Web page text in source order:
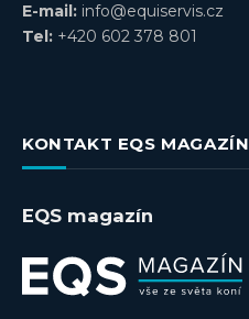
E-mail: info@equiservis.cz
Tel: +420 602 378 801
KONTAKT EQS MAGAZÍN
EQS magazín